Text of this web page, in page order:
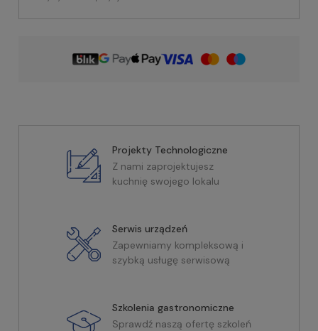
Projekty Technologiczne
Z nami zaprojektujesz
kuchnię swojego lokalu
Serwis urządzeń
Zapewniamy kompleksową i
szybką usługę serwisową
Szkolenia gastronomiczne
Sprawdź naszą ofertę szkoleń